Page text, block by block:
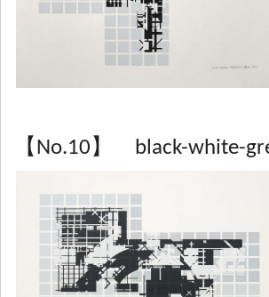
【No.10】 black-white-